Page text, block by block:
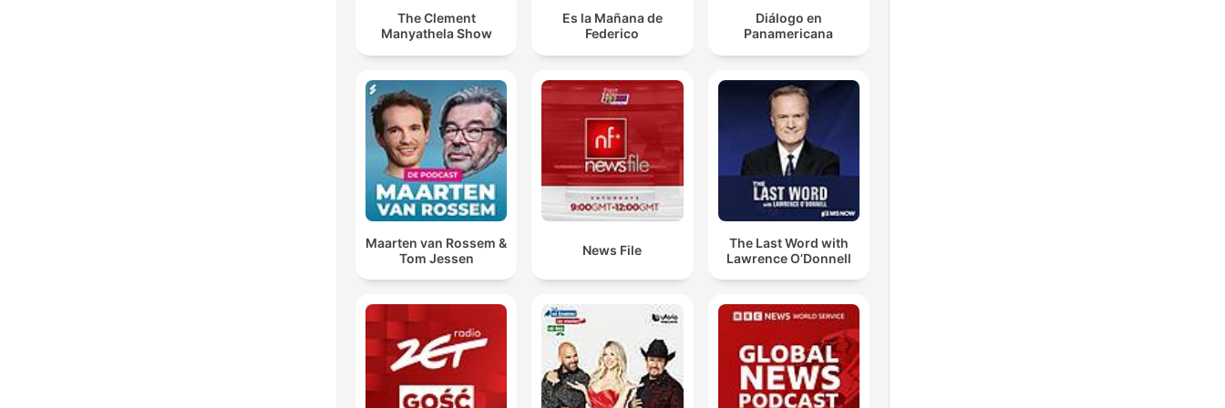
The Clement
Manyathela Show
Es la Mañana de
Federico
Diálogo en
Panamericana
Maarten van Rossem &
Tom Jessen
News File
The Last Word with
Lawrence O’Donnell